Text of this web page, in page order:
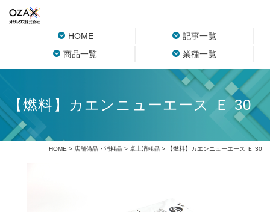
HOME
記事一覧
商品一覧
業種一覧
【燃料】カエンニューエース Ｅ 30
HOME > 店舗備品・消耗品> 卓上消耗品> 【燃料】カエンニューエース Ｅ 30